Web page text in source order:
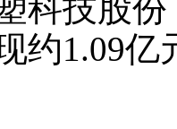
科技股
约1.09亿